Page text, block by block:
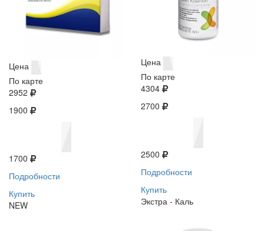
Цена
По карте
2952
1900
1700
Подробности
Купить
NEW
Цена
По карте
4304
2700
2500
Подробности
Купить
Экстра - Каль